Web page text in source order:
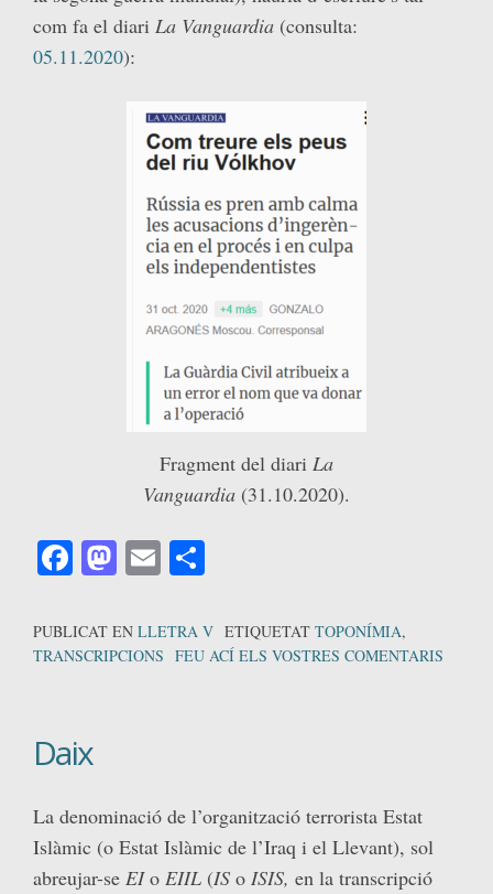
com fa el diari La Vanguardia (consulta:
05.11.2020):
Fragment del diari La
Vanguardia (31.10.2020).
Facebook
Mastodon
Email
PUBLICAT EN LLETRA V ETIQUETAT TOPONÍMIA,
TRANSCRIPCIONS FEU ACÍ ELS VOSTRES COMENTARIS
Daix
La denominació de l’organització terrorista Estat
Islàmic (o Estat Islàmic de l’Iraq i el Llevant), sol
abreujar-se EIo EIIL (IS o ISIS, en la transcripció